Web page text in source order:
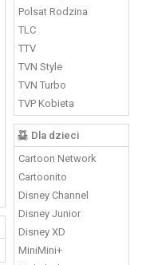
Polsat Rodzina
TLC
TTV
TVN Style
TVN Turbo
TVP Kobieta
Dla dzieci
Cartoon Network
Cartoonito
Disney Channel
Disney Junior
Disney XD
MiniMini+